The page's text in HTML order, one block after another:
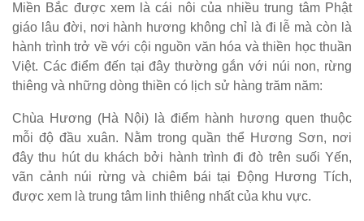
Miền Bắc được xem là cái nôi của nhiều trung tâm Phật
giáo lâu đời, nơi hành hương không chỉ là đi lễ mà còn là
hành trình trở về với cội nguồn văn hóa và thiền học thuần
Việt. Các điểm đến tại đây thường gắn với núi non, rừng
thiêng và những dòng thiền có lịch sử hàng trăm năm:
Chùa Hương (Hà Nội) là điểm hành hương quen thuộc
mỗi độ đầu xuân. Nằm trong quần thể Hương Sơn, nơi
đây thu hút du khách bởi hành trình đi đò trên suối Yến,
vãn cảnh núi rừng và chiêm bái tại Động Hương Tích,
được xem là trung tâm linh thiêng nhất của khu vực.